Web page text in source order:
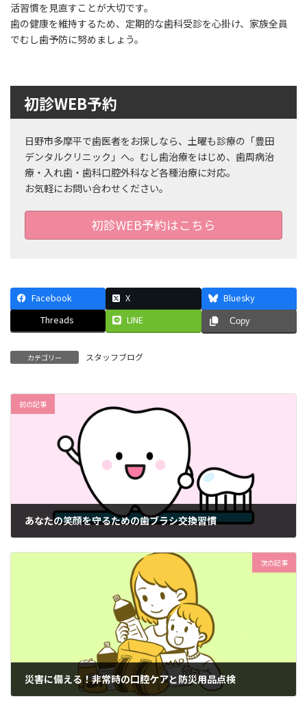
活習慣を見直すことが大切です。
歯の健康を維持するため、定期的な歯科受診を心掛け、家族全員
でむし歯予防に努めましょう。
初診WEB予約
日野市多摩平で歯医者をお探しなら、土曜も診療の「豊田
デンタルクリニック」へ。むし歯治療をはじめ、歯周病治
療・入れ歯・歯科口腔外科など各種治療に対応。
お気軽にお問い合わせください。
初診WEB予約はこちら
Facebook X
Bluesky
Threads
LINE Copy
カテゴリー スタッフブログ
前の記事
あなたの笑顔を守るための歯ブラシ交換習慣
次の記事
災害に備える！非常時の口腔ケアと防災用品点検